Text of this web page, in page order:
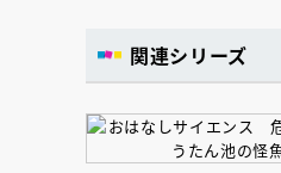
関連シリーズ